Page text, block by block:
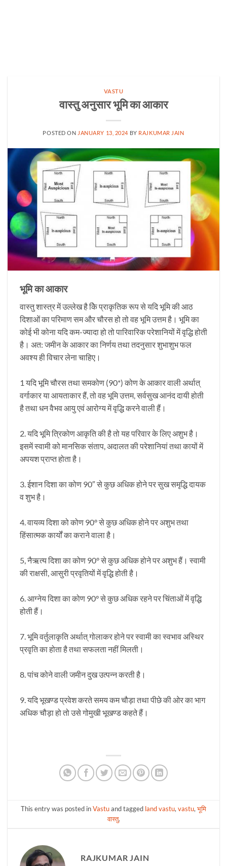
VASTU
वास्तु अनुसार भूमि का आकार
POSTED ON JANUARY 13, 2024 BY RAJKUMAR JAIN
भूमि का आकार
वास्तु शास्त्र में उल्लेख है केि प्राकृतिक रूप से यदि भूमि की आठ
दिशाओं का परिमाण सम और चौरस हो तो वह भूमि उत्तम है। भूमि का
कोई भी कोना यदि कम-ज्यादा हो तो पारिवारिक परेशानियों में वृद्धि होती
है। अत: जमीन के आकार का निर्णय तथा तदनुसार शुभाशुभ फल
अवश्य ही विचार लेना चाहिए।
1 यदि भूमि चौरस तथा समकोण (90*) कोण के आकार वाली अर्थात्
वर्गाकार या आयताकार हैं, तो वह भूमि उत्तम, सर्वसुख आनंद दायी होती
है तथा धन वैभव आयु एवं आरोग्य में वृद्धि करने वाली हैं।
2. यदि भूमि त्रिकोण आकृति की है तो यह परिवार के लिए अशुभ है।
इसमें स्वामी को मानसिक संताप, अदालत की परेशानियां तथा कायों में
अपयश प्राप्त होता है।
3. ईशान दिशा का कोण 90″ से कुछ अधिक होने पर सुख समृद्धि दायक
व शुभ है।
4. वायव्य दिशा को कोण 90° से कुछ अधिक होने पर अशुभ तथा
हिंसात्मक कार्यों का कराने वाला है।
5, नैऋत्य दिशा का कोण 90° से कुछ अधिक होने पर अशुभ हैं। स्वामी
की राक्षसी, आसुरी प्रवृतियों में वृद्धि होती है।
6. आग्नेय दिशा का कोण 90° से कुछ अधिक रहने पर चिंताओं में वृद्धि
होती हैं।
7. भूमि वर्तुलाकृति अर्थात् गोलाकर होने पर स्वामी का स्वभाव अस्थिर
प्रवृति का होता है तथा सफलता नहीं मिलती।
8. पांच कोने वाली जमीन दुख उत्पन्न करती है।
9. यदि भूखण्ड प्रवेश करते समय कम चौड़ा तथा पीछे की ओर का भाग
अधिक चौड़ा हो तो उसे गोमुखी भूखण्ड कहते हैं।
This entry was posted inVastuand tagged land vastu,vastu,भूमि
वास्तु.
RAJKUMAR JAIN